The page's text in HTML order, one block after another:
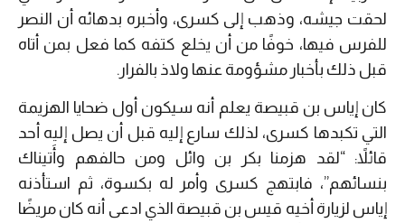
لحقت جيشه، وذهب إلى كسرى، وأخبره بدهائه أن النصر
للفرس فيها، خوفًا من أن يخلع كتفه كما فعل بمن أتاه
قبل ذلك بأخبار مشؤومة عنها ولاذ بالفرار.
كان إياس بن قبيصة يعلم أنه سيكون أول ضحايا الهزيمة
التي تكبدها كسرى، لذلك سارع إليه قبل أن يصل إليه أحد
قائلاً: “لقد هزمنا بكر بن وائل ومن حالفهم وأَتيناك
بنسائهم”، فابتهج كسرى وأمر له بكسوة، ثم استأذنه
إياس لزيارة أخيه قيس بن قبيصة الذي ادعى أنه كان مريضًا